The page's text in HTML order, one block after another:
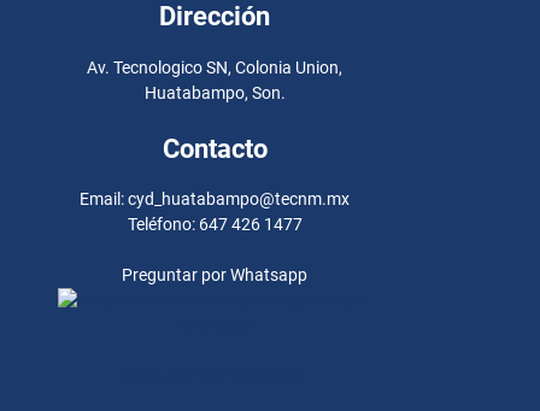
Dirección
Av. Tecnologico SN, Colonia Union,
Huatabampo, Son.
Contacto
Email: cyd_huatabampo@tecnm.mx
Teléfono: 647 426 1477
Preguntar por Whatsapp